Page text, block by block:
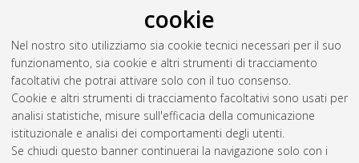
cookie
Nel nostro sito utilizziamo sia cookie tecnici necessari per il suo
funzionamento, sia cookie e altri strumenti di tracciamento
facoltativi che potrai attivare solo con il tuo consenso.
Cookie e altri strumenti di tracciamento facoltativi sono usati per
analisi statistiche, misure sull'efficacia della comunicazione
istituzionale e analisi dei comportamenti degli utenti.
Se chiudi questo banner continuerai la navigazione solo con i
Moretti, Giada (2015)Invarianti polinomiali sotto l'azione di
gruppi finiti.[Laurea], Università di Bologna, Corso di Studio in
Matematica [L-DM270]
Questa lista e' stata generata ilFri Aug 7 09:38:45 2026 CEST